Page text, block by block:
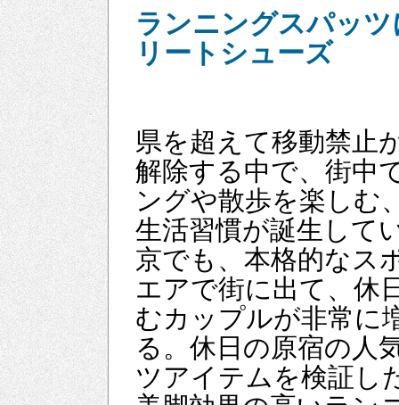
ランニングスパッ
リートシューズ
県を超えて移動禁止
解除する中で、街中
ングや散歩を楽しむ
生活習慣が誕生して
京でも、本格的なス
エアで街に出て、休
むカップルが非常に
る。休日の原宿の人
ツアイテムを検証し